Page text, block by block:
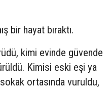
bir hayat bıraktı.
kimi evinde güvende
Kimisi eski eşi ya
sokak ortasında vuruldu,